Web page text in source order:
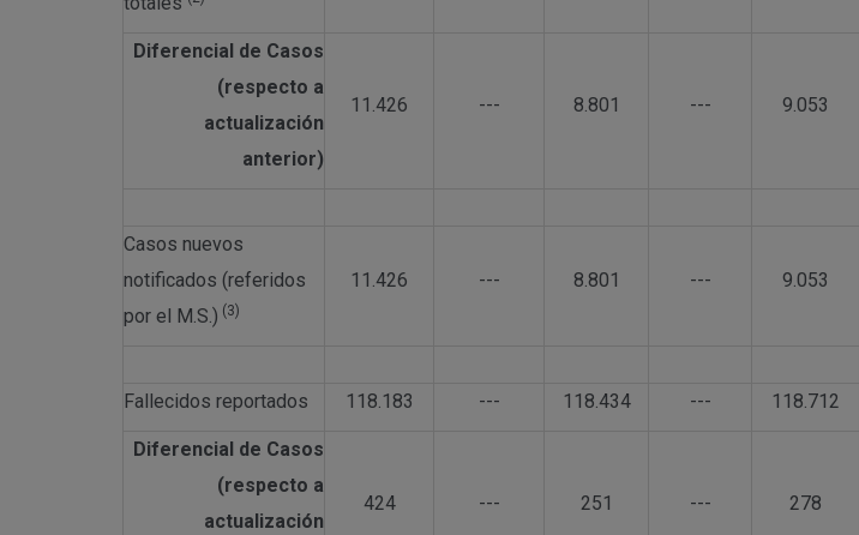
Diferencial de Casos
(respecto a
actualización
anterior)
11.426 --- 8.801 --- 9.053
Casos nuevos
notificados (referidos
por el M.S.) (3)
11.426 --- 8.801 --- 9.053
Fallecidos reportados 118.183 --- 118.434 --- 118.712
Diferencial de Casos
(respecto a
actualización
424 --- 251 --- 278